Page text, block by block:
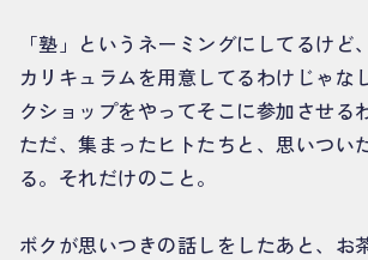
「塾」というネーミングにしてるけど
カリキュラムを用意してるわけじゃな
クショップをやってそこに参加させる
ただ、集まったヒトたちと、思いつい
る。それだけのこと。
ボクが思いつきの話しをしたあと、お